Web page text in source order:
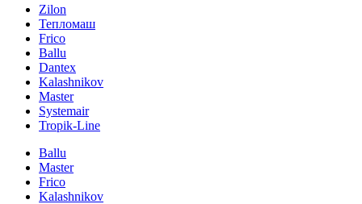
Zilon
Тепломаш
Frico
Ballu
Dantex
Kalashnikov
Master
Systemair
Tropik-Line
Ballu
Master
Frico
Kalashnikov